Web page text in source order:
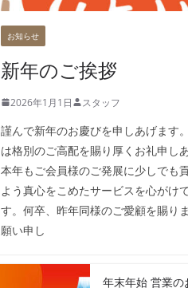
お知らせ
新年のご挨拶
2026年1月1日 スタッフ
謹んで新年のお慶びを申しあげます
は格別のご高配を賜り厚くお礼申しあ
本年もご会員様のご発展に少しでも
よう真心をこめたサービスを心がけ
す。何卒、昨年同様のご愛顧を賜り
願い申し
年末年始 営業の